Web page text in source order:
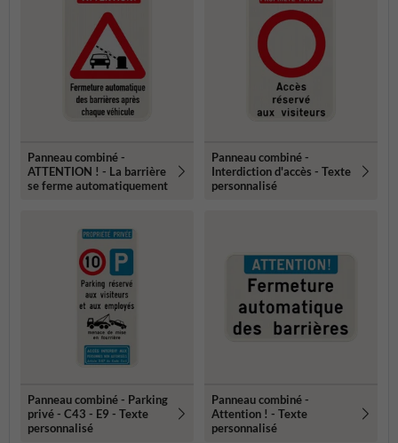
Panneau combiné -
ATTENTION ! - La barrière
se ferme automatiquement
Panneau combiné -
Interdiction d'accès - Texte
personnalisé
Panneau combiné - Parking
privé - C43 - E9 - Texte
personnalisé
Panneau combiné -
Attention ! - Texte
personnalisé